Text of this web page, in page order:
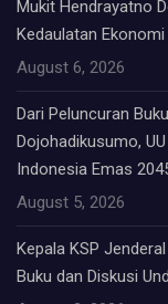
Mukit Hendrayatno
Kedaulatan Ekonomi
August 6, 2026
Dari Peluncuran
Dojohadikusumo,
Indonesia Emas
August 5, 2026
Kepala KSP
Buku dan Diskusi